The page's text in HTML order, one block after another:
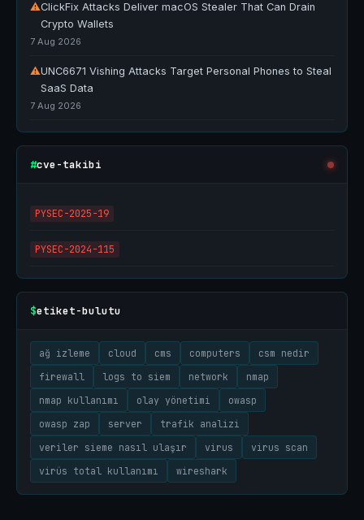
⚠ClickFix Attacks Deliver macOS Stealer That Can Drain
Crypto Wallets
7 Aug 2026
⚠UNC6671 Vishing Attacks Target Personal Phones to Steal
SaaS Data
7 Aug 2026
#cve-takibi
PYSEC-2025-19
PYSEC-2024-115
$etiket-bulutu
ağ izleme cloud cms computers
csm nedir
firewall
logs to siem network
nmap
nmap kullanımı
olay yönetimi
owasp
owasp zap
server
trafik analizi
veriler sieme nasıl ulaşır
virus
virus scan
virüs total kullanımı
wireshark